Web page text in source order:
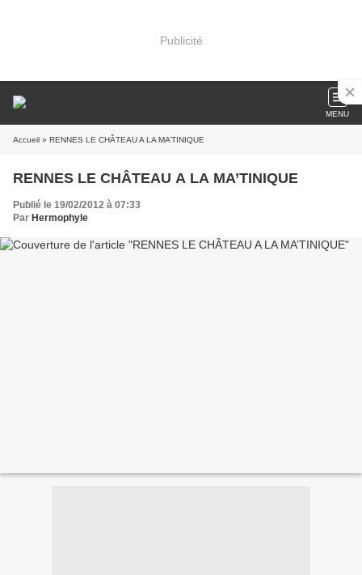
Publicité
MENU
Accueil » RENNES LE CHÂTEAU A LA MA’TINIQUE
RENNES LE CHÂTEAU A LA MA’TINIQUE
Publié le 19/02/2012 à 07:33
Par Hermophyle